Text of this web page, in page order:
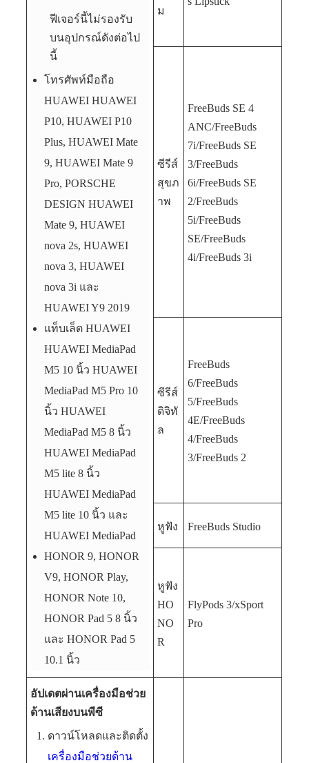
ฟีเจอร์นี้ไม่รองรับ
บนอุปกรณ์ดังต่อไป
นี้
โทรศัพท์มือถือ
HUAWEI HUAWEI
P10, HUAWEI P10
Plus, HUAWEI Mate
9, HUAWEI Mate 9
Pro, PORSCHE
DESIGN HUAWEI
Mate 9, HUAWEI
nova 2s, HUAWEI
nova 3, HUAWEI
nova 3i และ
HUAWEI Y9 2019
แท็บเล็ต HUAWEI
HUAWEI MediaPad
M5 10 นิ้ว HUAWEI
MediaPad M5 Pro 10
นิ้ว HUAWEI
MediaPad M5 8 นิ้ว
HUAWEI MediaPad
M5 lite 8 นิ้ว
HUAWEI MediaPad
M5 lite 10 นิ้ว และ
HUAWEI MediaPad
HONOR 9, HONOR
V9, HONOR Play,
HONOR Note 10,
HONOR Pad 5 8 นิ้ว
และ HONOR Pad 5
10.1 นิ้ว
ม
ซีรีส์
สุขภ
าพ
FreeBuds SE 4
ANC/FreeBuds
7i/FreeBuds SE
3/FreeBuds
6i/FreeBuds SE
2/FreeBuds
5i/FreeBuds
SE/FreeBuds
4i/FreeBuds 3i
ซีรีส์
ดิจิทั
ล
FreeBuds
6/FreeBuds
5/FreeBuds
4E/FreeBuds
4/FreeBuds
3/FreeBuds 2
หูฟัง FreeBuds Studio
หูฟัง
HO
NO
R
FlyPods 3/xSport
Pro
อัปเดตผ่านเครื่องมือช่วย
ด้านเสียงบนพีซี
ดาวน์โหลดและติดตั้ง
เครื่องมือช่วยด้าน